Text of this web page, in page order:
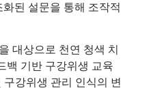
된 설문을 통해 조작적
대상으로 천연 청색 치
백 기반 구강위생 교육
강위생 관리 인식의 변